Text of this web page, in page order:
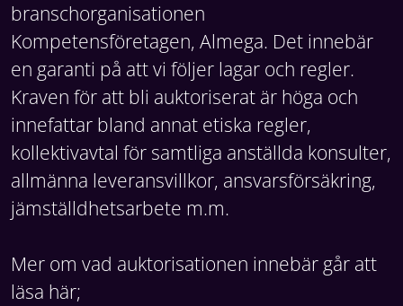
branschorganisationen
Kompetensföretagen, Almega. Det innebär
en garanti på att vi följer lagar och regler.
Kraven för att bli auktoriserat är höga och
innefattar bland annat etiska regler,
kollektivavtal för samtliga anställda konsulter,
allmänna leveransvillkor, ansvarsförsäkring,
jämställdhetsarbete m.m.
Mer om vad auktorisationen innebär går att
läsa här;